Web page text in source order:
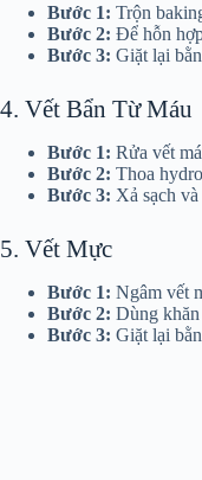
Bước 1: Trộn
Bước 2: Để hỗn
Bước 3: Giặt lại
4. Vết Bẩn Từ Máu
Bước 1: Rửa vết
Bước 2: Thoa
Bước 3: Xả sạch
5. Vết Mực
Bước 1: Ngâm vết
Bước 2: Dùng
Bước 3: Giặt lại